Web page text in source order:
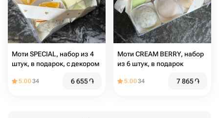
Моти SPECIAL, набор из 4
штук, в подарок, с декором
5.0034 6 655֏
Моти CREAM BERRY, набор
из 6 штук, в подарок
5.0034 7 865֏